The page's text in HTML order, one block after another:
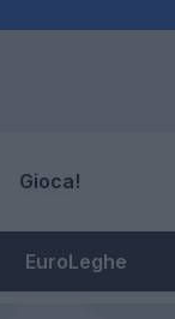
Gioca!
EuroLeghe